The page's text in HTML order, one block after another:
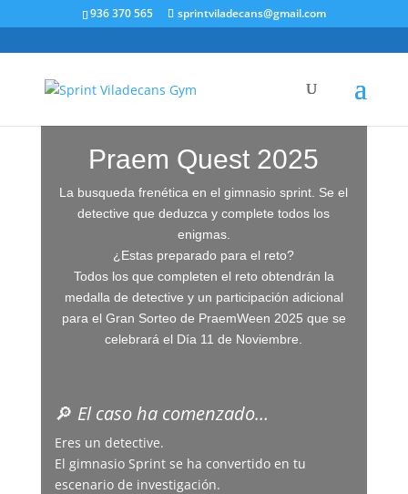
936 370 565 sprintviladecans@gmail.com
Praem Quest 2025
La busqueda frenética en el gimnasio sprint. Se el
detective que deduzca y complete todos los
enigmas.
¿Estas preparado para el reto?
Todos los que completen el reto obtendrán la
medalla de detective y un participación adicional
para el Gran Sorteo de PraemWeen 2025 que se
celebrará el Día 11 de Noviembre.
🔎 El caso ha comenzado…
Eres un detective.
El gimnasio Sprint se ha convertido en tu
escenario de investigación.